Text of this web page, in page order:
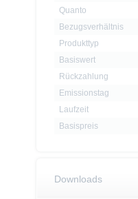
Quanto
Bezugsverhältnis
Produkttyp
Basiswert
Rückzahlung
Emissionstag
Laufzeit
Basispreis
Downloads